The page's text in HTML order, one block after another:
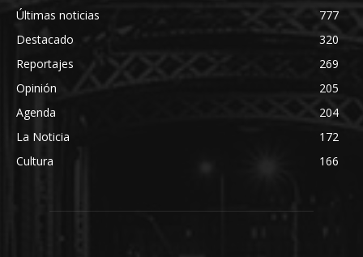
Últimas noticias
777
Destacado
320
Reportajes
269
Opinión
205
Agenda
204
La Noticia
172
Cultura
166